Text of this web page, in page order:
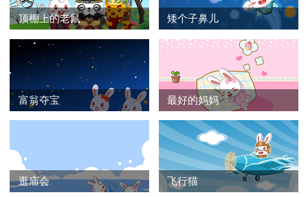
顶棚上的老鼠 矮个子鼻儿
富翁夺宝 最好的妈妈
逛庙会 飞行猫